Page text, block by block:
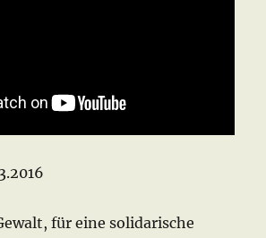
für eine solidarische